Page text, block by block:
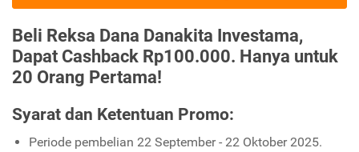
Beli Reksa Dana Danakita Investama,
Dapat Cashback Rp100.000. Hanya untuk
20 Orang Pertama!
Syarat dan Ketentuan Promo:
Periode pembelian 22 September - 22 Oktober 2025.